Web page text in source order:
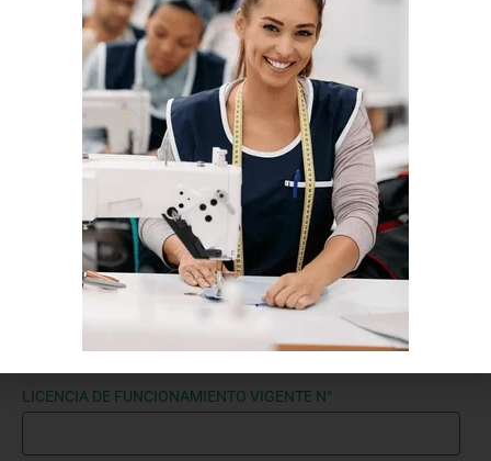
DIRECCIÓN DE LA PLANTA
LICENCIA DE FUNCIONAMIENTO VIGENTE N°